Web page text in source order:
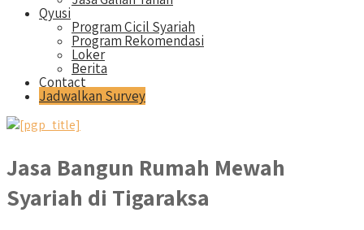
Qyusi
Program Cicil Syariah
Program Rekomendasi
Loker
Berita
Contact
Jadwalkan Survey
Jasa Bangun Rumah Mewah
Syariah di Tigaraksa